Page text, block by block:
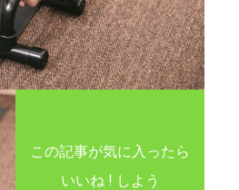
この記事が気に入ったら
いいね ! しよう